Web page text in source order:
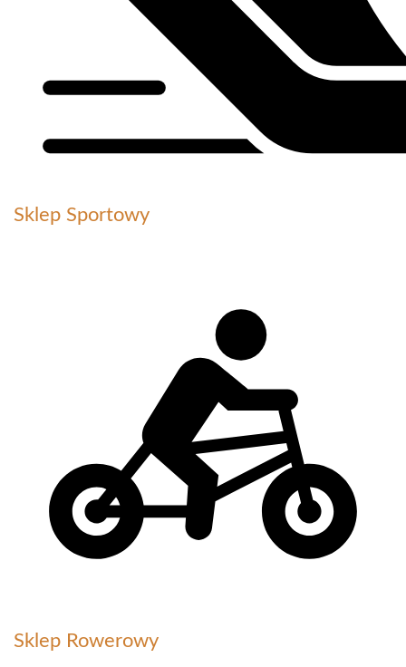
Sklep Sportowy
Sklep Rowerowy